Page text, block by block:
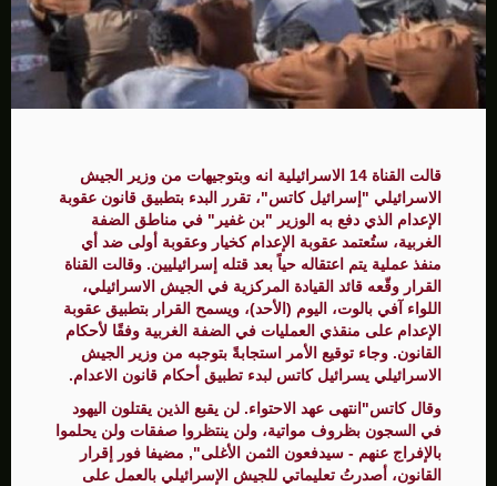
قالت القناة 14 الاسرائيلية انه وبتوجيهات من وزير الجيش
الاسرائيلي "إسرائيل كاتس"، تقرر البدء بتطبيق قانون عقوبة
الإعدام الذي دفع به الوزير "بن غفير" في مناطق الضفة
الغربية، ستُعتمد عقوبة الإعدام كخيار وعقوبة أولى ضد أي
منفذ عملية يتم اعتقاله حياً بعد قتله إسرائيليين. وقالت القناة
القرار وقّعه قائد القيادة المركزية في الجيش الاسرائيلي،
اللواء آفي بالوت، اليوم (الأحد)، ويسمح القرار بتطبيق عقوبة
الإعدام على منقذي العمليات في الضفة الغربية وفقًا لأحكام
القانون. وجاء توقيع الأمر استجابةً بتوجبه من وزير الجيش
الاسرائيلي يسرائيل كاتس لبدء تطبيق أحكام قانون الاعدام.
وقال كاتس"انتهى عهد الاحتواء. لن يقبع الذين يقتلون اليهود
في السجون بظروف مواتية، ولن ينتظروا صفقات ولن يحلموا
بالإفراج عنهم - سيدفعون الثمن الأغلى", مضيفا فور إقرار
القانون، أصدرتُ تعليماتي للجيش الإسرائيلي بالعمل على